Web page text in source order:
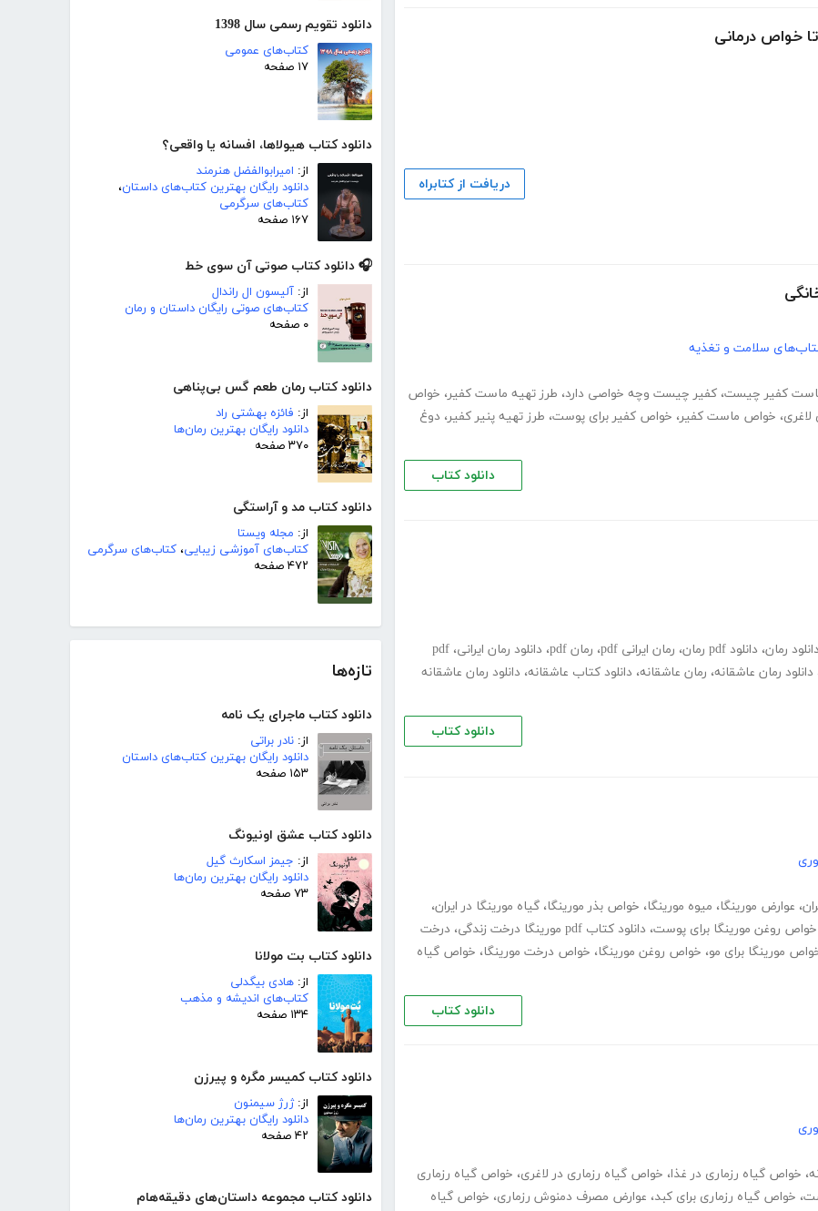
دانلود تقویم رسمی سال 1398
کتاب‌های عمومی
۱۷ صفحه
دانلود کتاب هیولاها، افسانه یا واقعی؟
از: امیرابوالفضل هنرمند
دانلود رایگان بهترین کتاب‌های داستان،
کتاب‌های سرگرمی
۱۶۷ صفحه
🎧 دانلود کتاب صوتی آن سوی خط
از: آلیسون ال راندال
کتاب‌های صوتی رایگان داستان و رمان
۰ صفحه
دانلود کتاب رمان طعم گس بی‌پناهی
از: فائزه بهشتی راد
دانلود رایگان بهترین رمان‌ها
۳۷۰ صفحه
دانلود کتاب مد و آراستگی
از: مجله ویستا
کتاب‌های آموزشی زیبایی، کتاب‌های سرگرمی
۴۷۲ صفحه
تازه‌ها
دانلود کتاب ماجرای یک نامه
از: نادر براتی
دانلود رایگان بهترین کتاب‌های داستان
۱۵۳ صفحه
دانلود کتاب عشق اونیونگ
از: جیمز اسکارث گیل
دانلود رایگان بهترین رمان‌ها
۷۳ صفحه
دانلود کتاب بت مولانا
از: هادی بیگدلی
کتاب‌های اندیشه و مذهب
۱۳۴ صفحه
دانلود کتاب کمیسر مگره و پیرزن
از:ژرژ سیمنون
دانلود رایگان بهترین رمان‌ها
۴۲ صفحه
دانلود کتاب مجموعه داستان‌های دقیقه‌هام
تا خواص درمانی
دریافت از کتابراه
سلامت و تغذیه
کفیر چیست، کفیر چیست وچه خواصی دارد، طرز تهیه ماست کفیر، خواص
، خواص ماست کفیر، خواص کفیر برای پوست، طرز تهیه پنیر کفیر، دوغ
دانلود کتاب
دانلود رمان، دانلود pdf رمان ، رمان ایرانی pdf ، رمان pdf ، دانلود رمان ایرانی، pdf
دانلود رمان عاشقانه، رمان عاشقانه، دانلود کتاب عاشقانه، دانلود رمان عاشقانه
دانلود کتاب
، عوارض مورینگا، میوه مورینگا، خواص بذر مورینگا، گیاه مورینگا در ایران،
خواص روغن مورینگا برای پوست، دانلود کتاب pdf مورینگا درخت زندگی ، درخت
مورینگا برای مو، خواص روغن مورینگا، خواص درخت مورینگا، خواص گیاه
دانلود کتاب
، خواص گیاه رزماری در غذا، خواص گیاه رزماری در لاغری، خواص گیاه رزماری
، خواص گیاه رزماری برای کبد، عوارض مصرف دمنوش رزماری، خواص گیاه